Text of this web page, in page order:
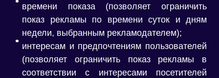
времени показа (позволяет ограничить
показ рекламы по времени суток и дням
недели, выбранным рекламодателем);
интересам и предпочтениям пользователей
(позволяет ограничить показ рекламы в
соответствии с интересами посетителей